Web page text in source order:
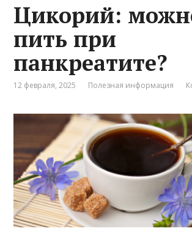
Цикорий:
пить при
панкреатите?
12 февраля, 2025 Полезная информация